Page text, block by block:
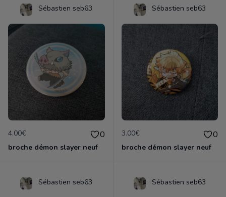
Sébastien seb63
4.00€ 0
broche démon slayer neuf
Sébastien seb63
3.00€ 0
broche démon slayer neuf
Sébastien seb63 Sébastien seb63